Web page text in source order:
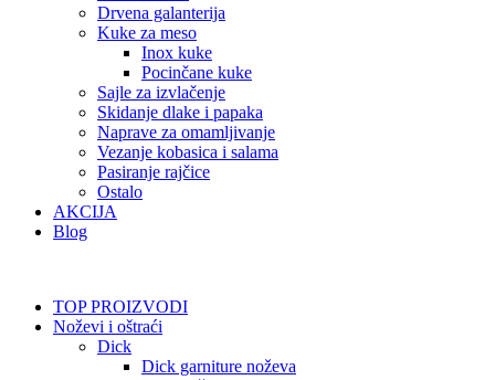
Drvena galanterija
Kuke za meso
Inox kuke
Pocinčane kuke
Sajle za izvlačenje
Skidanje dlake i papaka
Naprave za omamljivanje
Vezanje kobasica i salama
Pasiranje rajčice
Ostalo
AKCIJA
Blog
TOP PROIZVODI
Noževi i oštraći
Dick
Dick garniture noževa